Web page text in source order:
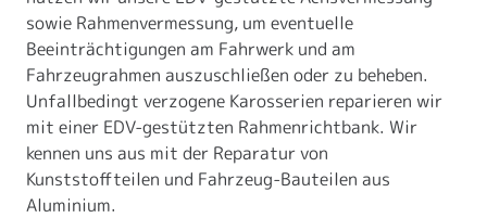
sowie Rahmenvermessung, um eventuelle
Beeinträchtigungen am Fahrwerk und am
Fahrzeugrahmen auszuschließen oder zu beheben.
Unfallbedingt verzogene Karosserien reparieren wir
mit einer EDV-gestützten Rahmenrichtbank. Wir
kennen uns aus mit der Reparatur von
Kunststoffteilen und Fahrzeug-Bauteilen aus
Aluminium.